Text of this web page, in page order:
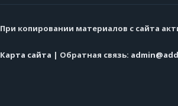
При копировании материалов с сайта
Карта сайта | Обратная связь: